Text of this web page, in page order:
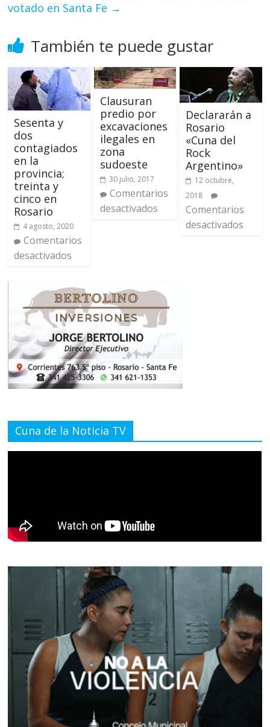
votado en Santa Fe →
También te puede gustar
Sesenta y
dos
contagiados
en la
provincia;
treinta y
cinco en
Rosario
4 agosto, 2020
Comentarios
desactivados
Clausuran
predio por
excavaciones
ilegales en
zona
sudoeste
30 julio, 2017
Comentarios
desactivados
Declararán a
Rosario
«Cuna del
Rock
Argentino»
12 octubre,
2018
Comentarios
desactivados
Cuna de la Noticia TV